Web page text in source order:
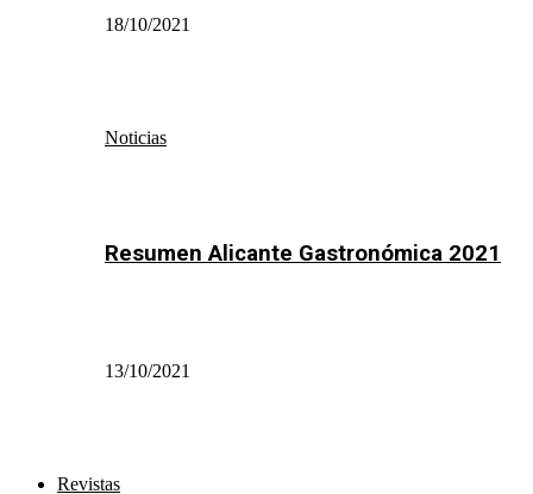
18/10/2021
Noticias
Resumen Alicante Gastronómica 2021
13/10/2021
Revistas